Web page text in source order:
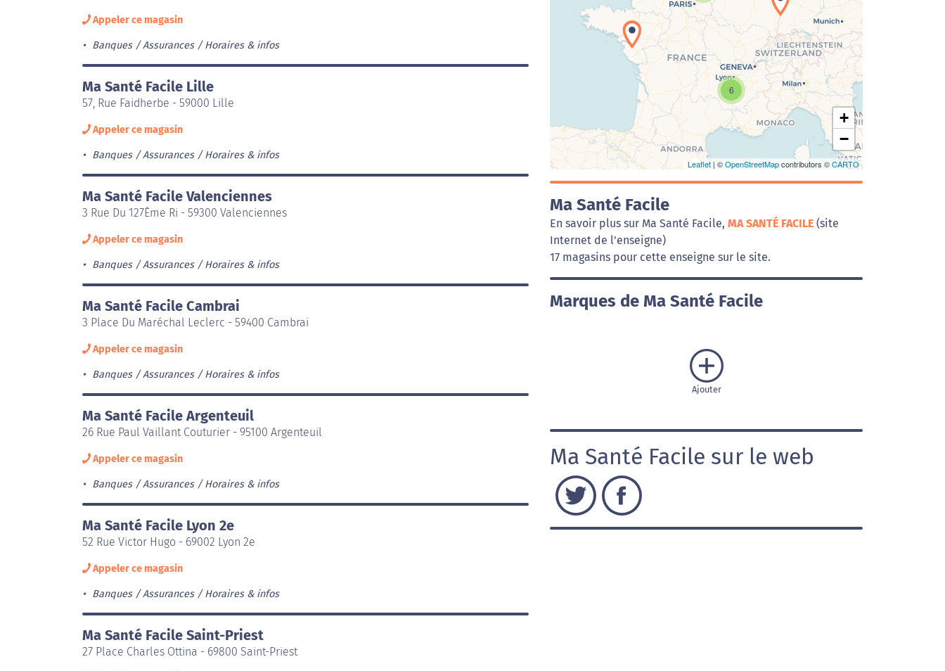
Appeler ce magasin
Banques / Assurances Horaires & infos
Ma Santé Facile Lille
57, Rue Faidherbe - 59000 Lille
Appeler ce magasin
Banques / Assurances Horaires & infos
Ma Santé Facile Valenciennes
3 Rue Du 127Ème Ri - 59300 Valenciennes
Appeler ce magasin
Banques / Assurances Horaires & infos
Ma Santé Facile Cambrai
3 Place Du Maréchal Leclerc - 59400 Cambrai
Appeler ce magasin
Banques / Assurances Horaires & infos
Ma Santé Facile Argenteuil
26 Rue Paul Vaillant Couturier - 95100 Argenteuil
Appeler ce magasin
Banques / Assurances Horaires & infos
Ma Santé Facile Lyon 2e
52 Rue Victor Hugo - 69002 Lyon 2e
Appeler ce magasin
Banques / Assurances Horaires & infos
Ma Santé Facile Saint-Priest
27 Place Charles Ottina - 69800 Saint-Priest
Chargement de la carte en cours...
6
+
−
Leaflet | ©OpenStreetMapcontributors ©CARTO
Ma Santé Facile
En savoir plus sur Ma Santé Facile, MA SANTÉ FACILE (site
Internet de l'enseigne)
17 magasins pour cette enseigne sur le site.
Marques de Ma Santé Facile
Ajouter
Ma Santé Facile sur le web